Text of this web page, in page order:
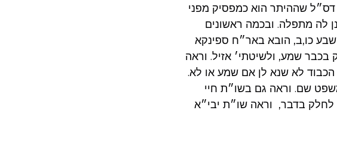
שההיתר הוא כמפסיק מפני
לה מתפלה. ובכמה ראשונים
כו,ב, הובא באר״ח ספינקא
בכבר שמע, ולשיטתי׳ אזיל. וראה
לא שנא לן אם שמע או לא.
שם. וראה גם בשו״ת חיי
בדבר, וראה שו״ת יבי״א